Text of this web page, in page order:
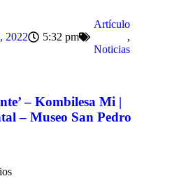
2022 5:32 pm
Artículo
,
Noticias
– Kombilesa Mi |
– Museo San Pedro